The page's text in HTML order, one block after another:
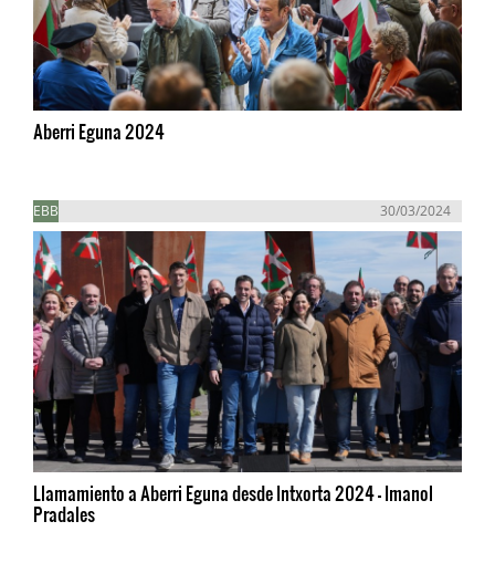
Aberri Eguna 2024
EBB 30/03/2024
Llamamiento a Aberri Eguna desde Intxorta 2024 - Imanol
Pradales